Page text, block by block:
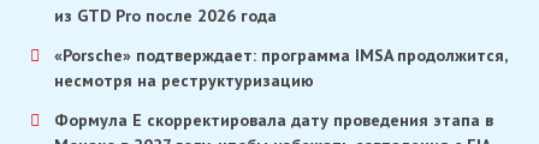
из GTD Pro после 2026 года
«Porsche» подтверждает: программа IMSA продолжится,
несмотря на реструктуризацию
Формула E скорректировала дату проведения этапа в